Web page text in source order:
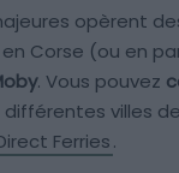
opèrent
Corse (ou en
. Vous pouvez
villes
Ferries.